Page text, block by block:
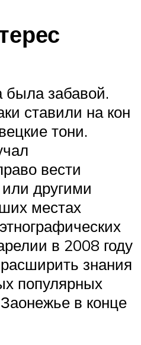
была забавой.
ставили на кон
тони.
вести
другими
местах
в 2008 году
знания
популярных
в конце